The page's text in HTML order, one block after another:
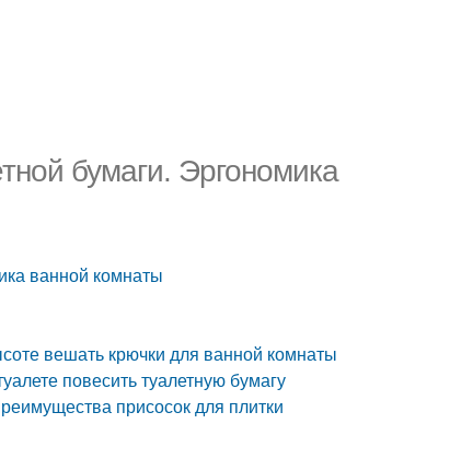
бумаги. Эргономика
ванной комнаты
вешать крючки для ванной комнаты
повесить туалетную бумагу
присосок для плитки